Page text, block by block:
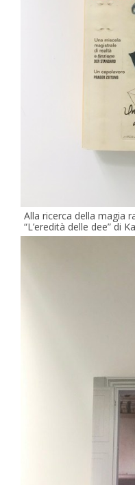
Alla ricerca della magia
“L’eredità delle dee” di